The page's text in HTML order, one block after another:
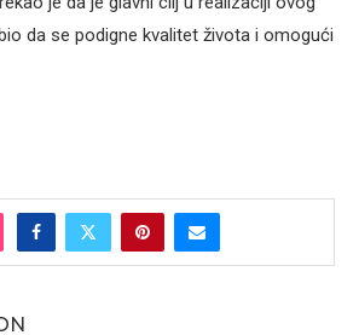
da se podigne kvalitet života i omogući